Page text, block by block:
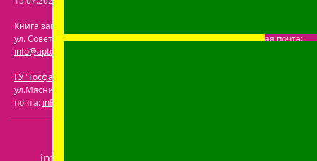
Книга замечаний и предложений находится по адресу: г. Бобруйск,
ул. Советская 40-3. Телефон: +375 (29) 339-79-59. Электронная почта:
info@aptekaonline.by
ГУ "Госфармнадзор"
ул.Мясникова, 32-2. Телефон: +375 (17) 271-25-75. Электронная
почта: info@gospharmnadzor.by